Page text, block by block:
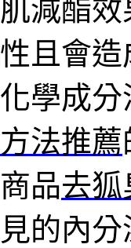
減酯
且會
學成
法推薦
品去狐
的內